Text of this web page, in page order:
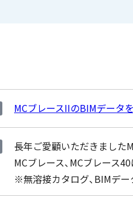
MCブレースIIのBIMデータ
長年ご愛顧いただきました
MCブレース、MCブレース
※無溶接カタログ、BIMデー